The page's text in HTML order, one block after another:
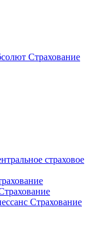
Страхование
страховое
Страхование